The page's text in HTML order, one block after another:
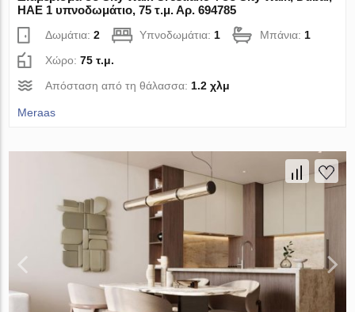
ΗΑΕ 1 υπνοδωμάτιο, 75 τ.μ. Αρ. 694785
Δωμάτια:2 Υπνοδωμάτια:1 Μπάνια:1
Χώρο:75 τ.μ.
Απόσταση από τη θάλασσα:1.2 χλμ
Meraas